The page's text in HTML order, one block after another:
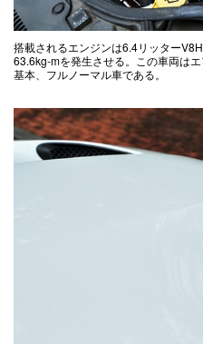
搭載されるエンジンは6.4リッター
63.6kg-mを発生させる。この車両は
基本、フルノーマル車である。